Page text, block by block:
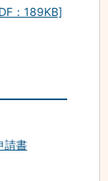
：189KB]
請書